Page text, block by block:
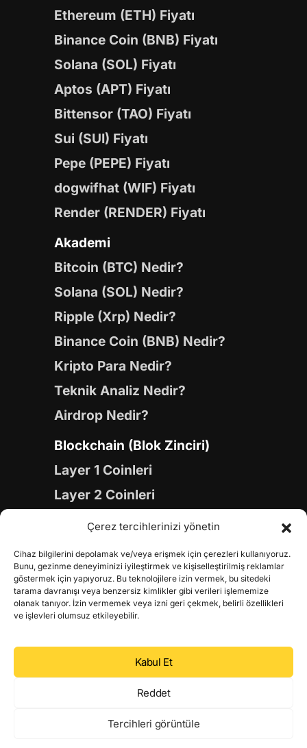
Çerez tercihlerinizi yönetin
Cihaz bilgilerini depolamak ve/veya erişmek için çerezleri kullanıyoruz.
Bunu, gezinme deneyiminizi iyileştirmek ve kişiselleştirilmiş reklamlar
göstermek için yapıyoruz. Bu teknolojilere izin vermek, bu sitedeki
tarama davranışı veya benzersiz kimlikler gibi verileri işlememize
olanak tanıyor. İzin vermemek veya izni geri çekmek, belirli özellikleri
ve işlevleri olumsuz etkileyebilir.
Kabul Et
Reddet
Tercihleri görüntüle
Ethereum (ETH) Fiyatı
Binance Coin (BNB) Fiyatı
Solana (SOL) Fiyatı
Aptos (APT) Fiyatı
Bittensor (TAO) Fiyatı
Sui (SUI) Fiyatı
Pepe (PEPE) Fiyatı
dogwifhat (WIF) Fiyatı
Render (RENDER) Fiyatı
Akademi
Bitcoin (BTC) Nedir?
Solana (SOL) Nedir?
Ripple (Xrp) Nedir?
Binance Coin (BNB) Nedir?
Kripto Para Nedir?
Teknik Analiz Nedir?
Airdrop Nedir?
Blockchain (Blok Zinciri)
Layer 1 Coinleri
Layer 2 Coinleri
Yapay Zeka (AI) Coinleri
Gaming Coinleri
RWA Coinleri
DeFi Coinleri
DePIN Coinleri
Metaverse Coinleri
Web 3.0 Coinleri
Coin Türevleri